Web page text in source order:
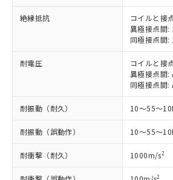
絶縁抵抗
コイルと接
異極接点間:
同極接点間:
耐電圧
コイルと接
異極接点間
同極接点間
耐振動（耐久） 10～55～
耐振動（誤動作） 10～55～
耐衝撃（耐久） 1000m/s2
2
本サービスの対象外とな
ことをご了承ください。
在庫状況および標準価格
記載している更新日時点
タに基づき作成されるも
覧された時点での実際の
準価格とは異なる場合が
正式な納期状況および標
様のお取引先、またはお
ムロン制御機器販売店・
ご相談ください。
オムロン制御機器販売店
点は「
販売ネットワーク
仕入先様の事情により、非含
いたものが、含有品と判明し
むを得ず変更することがあり
鉛(Pb) 1000ppm以下、 水銀(Hg)
ミウム(Cd) 100ppm以下、
六価クロム(Cr(Ⅵ)) 1000ppm以下、ポ
ル) (DEHP)(別名：DOP) 1000ppm以下
ルベンジル（BBP） 1000ppm以下、フ
（DBP） 1000ppm以下、フタル酸ジ
(DIBP) 1000ppm以下
適用除外項目は除く。
フタル酸エステル類の４物質について
図的な使用がないことを確認しています
「×」：最大均質材料含有率
基準値を超えていることを示
「－」：未確認です。当社販
*中国RoHS10物質の基準値 (GB/
Pb(鉛) :1000ppm、 Hg(水銀) :
Cr(Ⅵ)(六価クロム) : 1000ppm、 PBBs(
ニル類) : 1000ppm、 PBDEs(ポリ臭化
ル類) : 1000ppm、
DBP(フタル酸ジブチル) : 1000ppm、
イソブチル) : 1000ppm、 BBP(フタル
DEHP(フタル酸ビス(2-エチルヘキシル))
当社は、これら貴社製品
為替および外国貿易法に
（以下｢規制貨物等」と
または国外への提供する
国政府の輸出許可(また
可)を取得するなどの必
当社は規制貨物を破棄す
全に破砕するなど、違法
いよう必要な手段を講じ
当社は貴社製品を、核兵
ル、化学兵器、生物兵器
武器並びにこれらの製造
○ 一定数以上の在庫あ
△ 一定数には満たない
－
在庫なし(最新の在庫
いては、お客様のお